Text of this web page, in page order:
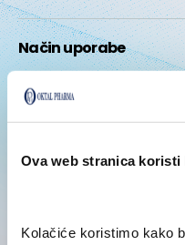
Ova web stranica koristi
Kolačiće koristimo kako
Način uporabe
Posebne mjere opreza
Sastojci